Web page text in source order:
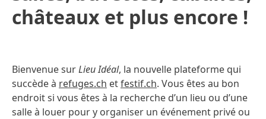
châteaux et plus encore !
Bienvenue surLieu Idéal, la nouvelle plateforme qui
succède à refuges.ch etfestif.ch. Vous êtes au bon
endroit si vous êtes à la recherche d’un lieu ou d’une
salle à louer pour y organiser un événement privé ou